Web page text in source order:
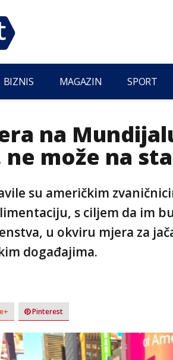
BIZNIS MAGAZIN SPORT
na
može na
su američkim
s ciljem da im
u okviru mjera za
događajima.
Pinterest